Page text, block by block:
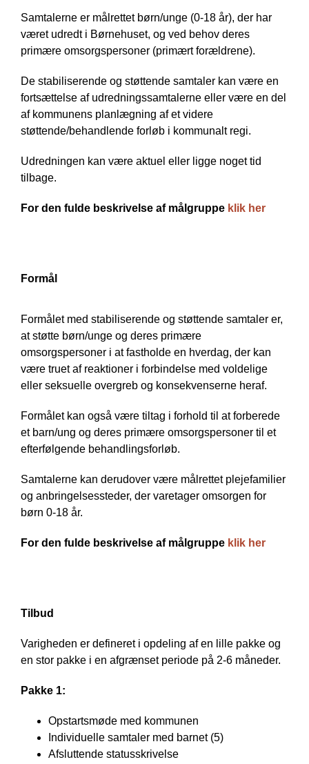
Samtalerne er målrettet børn/unge (0-18 år), der har
været udredt i Børnehuset, og ved behov deres
primære omsorgspersoner (primært forældrene).
De stabiliserende og støttende samtaler kan være en
fortsættelse af udredningssamtalerne eller være en del
af kommunens planlægning af et videre
støttende/behandlende forløb i kommunalt regi.
Udredningen kan være aktuel eller ligge noget tid
tilbage.
For den fulde beskrivelse af målgruppe klik her
Formål
Formålet med stabiliserende og støttende samtaler er,
at støtte børn/unge og deres primære
omsorgspersoner i at fastholde en hverdag, der kan
være truet af reaktioner i forbindelse med voldelige
eller seksuelle overgreb og konsekvenserne heraf.
Formålet kan også være tiltag i forhold til at forberede
et barn/ung og deres primære omsorgspersoner til et
efterfølgende behandlingsforløb.
Samtalerne kan derudover være målrettet plejefamilier
og anbringelsessteder, der varetager omsorgen for
børn 0-18 år.
For den fulde beskrivelse af målgruppe klik her
Tilbud
Varigheden er defineret i opdeling af en lille pakke og
en stor pakke i en afgrænset periode på 2-6 måneder.
Pakke 1:
Opstartsmøde med kommunen
Individuelle samtaler med barnet (5)
Afsluttende statusskrivelse